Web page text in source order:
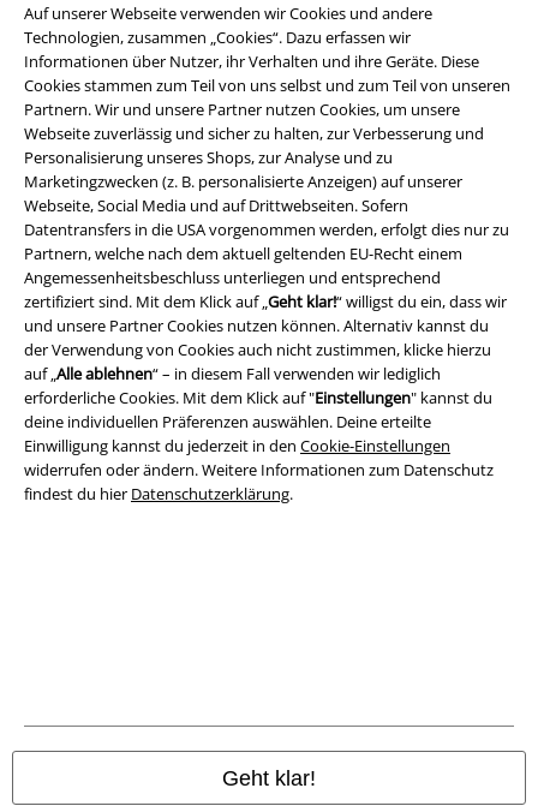
Auf unserer Webseite verwenden wir Cookies und andere
Technologien, zusammen „Cookies“. Dazu erfassen wir
Informationen über Nutzer, ihr Verhalten und ihre Geräte. Diese
Cookies stammen zum Teil von uns selbst und zum Teil von unseren
Partnern. Wir und unsere Partner nutzen Cookies, um unsere
Webseite zuverlässig und sicher zu halten, zur Verbesserung und
Personalisierung unseres Shops, zur Analyse und zu
Marketingzwecken (z. B. personalisierte Anzeigen) auf unserer
Webseite, Social Media und auf Drittwebseiten. Sofern
Datentransfers in die USA vorgenommen werden, erfolgt dies nur zu
Partnern, welche nach dem aktuell geltenden EU-Recht einem
Angemessenheitsbeschluss unterliegen und entsprechend
zertifiziert sind. Mit dem Klick auf „Geht klar!“ willigst du ein, dass wir
und unsere Partner Cookies nutzen können. Alternativ kannst du
der Verwendung von Cookies auch nicht zustimmen, klicke hierzu
auf „Alle ablehnen“ – in diesem Fall verwenden wir lediglich
erforderliche Cookies. Mit dem Klick auf "Einstellungen" kannst du
deine individuellen Präferenzen auswählen. Deine erteilte
Einwilligung kannst du jederzeit in den Cookie-Einstellungen
widerrufen oder ändern. Weitere Informationen zum Datenschutz
findest du hier Datenschutzerklärung.
Geht klar!
Rechtliches
AGB
Impressum
Datenschutz
Entsorgung und Umweltschutz
© 1986-2026 E.M.P. Merchandising HGmbH